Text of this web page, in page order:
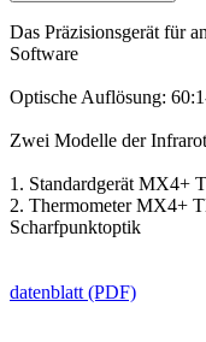
Das Präzisionsgerät für
Software
Optische Auflösung:
Zwei Modelle der
1. Standardgerät MX4+
2. Thermometer MX4+
Scharfpunktoptik
datenblatt (PDF)